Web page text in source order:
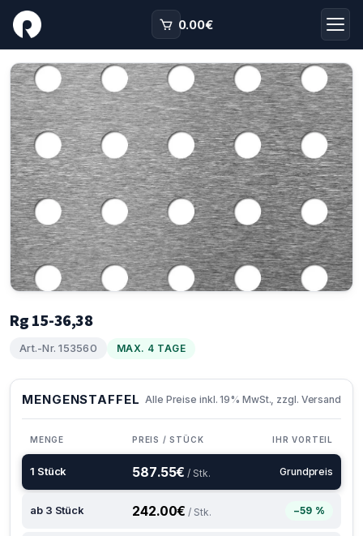
0.00€
Rg 15-36,38
Art.-Nr. 153560 MAX. 4 TAGE
MENGENSTAFFEL Alle Preise inkl. 19% MwSt., zzgl. Versand
MENGE PREIS / STÜCK IHR VORTEIL
1 Stück 587.55€ / Stk. Grundpreis
ab 3 Stück 242.00€ / Stk. −59 %